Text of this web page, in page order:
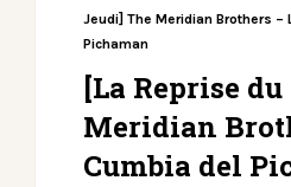
Jeudi] The Meridian Brothers –
Pichaman
[La Reprise
Meridian
Cumbia del